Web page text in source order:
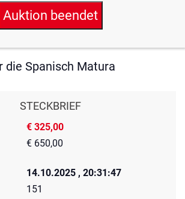
Auktion beendet
die Spanisch Matura
STECKBRIEF
€ 325,00
€ 650,00
14.10.2025 , 20:31:47
151